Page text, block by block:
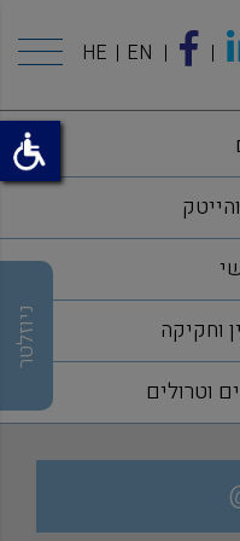
HE EN
וחקיקה
וטרולים
ניוזלטר